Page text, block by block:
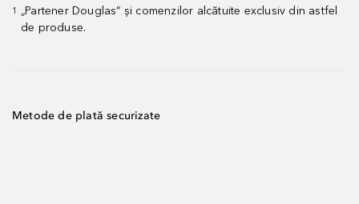
1
„Partener Douglas” și comenzilor alcătuite exclusiv din astfel
de produse.
Metode de plată securizate